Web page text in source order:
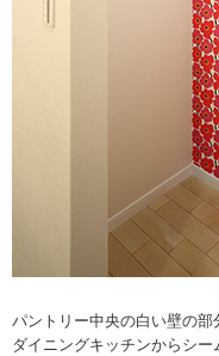
パントリー中央の白い壁の部
ダイニングキッチンからシー